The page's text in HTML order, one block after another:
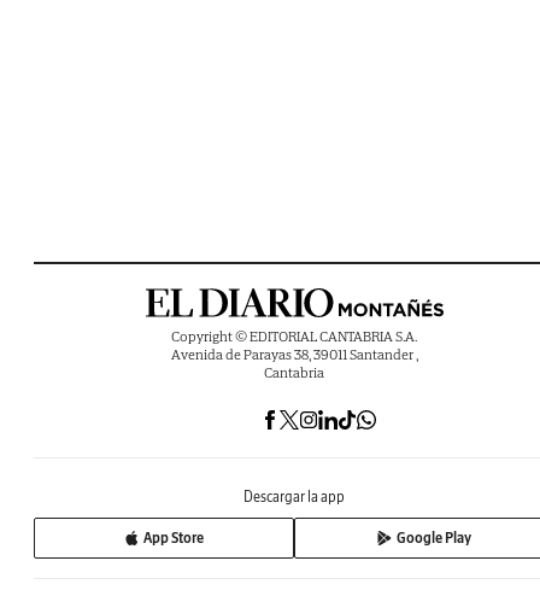
Copyright © EDITORIAL CANTABRIA S.A.
Avenida de Parayas 38, 39011 Santander ,
Cantabria
Descargar la app
App Store Google Play